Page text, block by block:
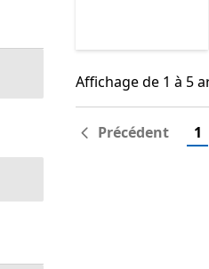
Affichage de 1 à 5
Affichage de 1 à 5
Précédent 1